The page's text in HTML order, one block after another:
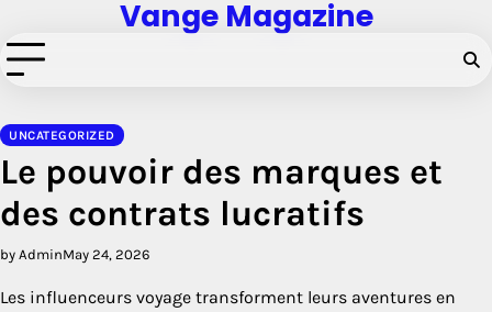
to
content
Vange Magazine
UNCATEGORIZED
Le pouvoir des marques et
des contrats lucratifs
by AdminMay 24, 2026
Les influenceurs voyage transforment leurs aventures en